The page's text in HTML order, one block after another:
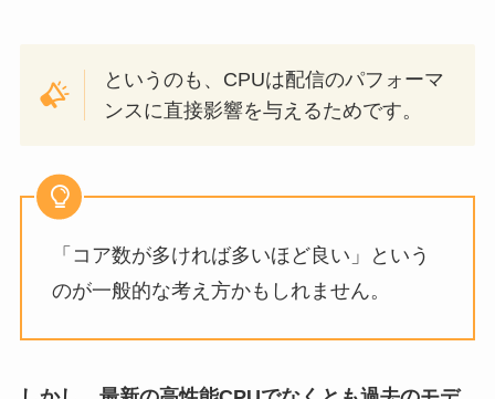
というのも、CPUは配信のパフォーマ
ンスに直接影響を与えるためです。
「コア数が多ければ多いほど良い」という
のが一般的な考え方かもしれません。